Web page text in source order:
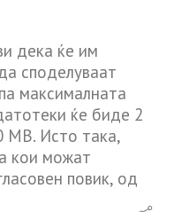
дека ќе им
споделуваат
максималната
ќе биде 2
MB. Исто така,
кои можат
повик, од